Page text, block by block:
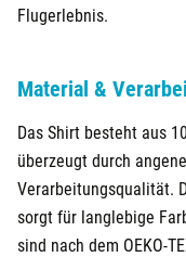
Flugerlebnis.
Material &
Das Shirt besteht aus
überzeugt durch
Verarbeitungsqualität.
sorgt für langlebige
sind nach dem OEKO-
Gera